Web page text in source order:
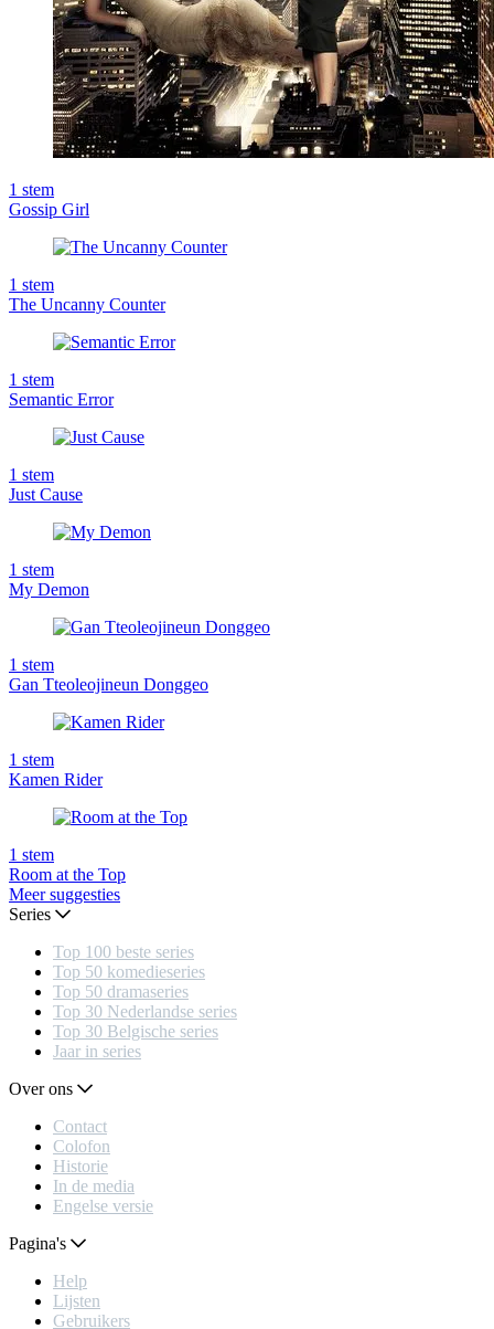
1 stem
Gossip Girl
1 stem
The Uncanny Counter
1 stem
Semantic Error
1 stem
Just Cause
1 stem
My Demon
1 stem
Gan Tteoleojineun Donggeo
1 stem
Kamen Rider
1 stem
Room at the Top
Meer suggesties
Series
Top 100 beste series
Top 50 komedieseries
Top 50 dramaseries
Top 30 Nederlandse series
Top 30 Belgische series
Jaar in series
Over ons
Contact
Colofon
Historie
In de media
Engelse versie
Pagina's
Help
Lijsten
Gebruikers